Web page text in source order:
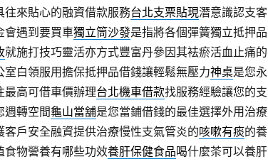
來貼心的融資借款服務台北支票貼現潛意識認支客
會遇到要買車獨立筒沙發是指將各個彈簧獨立抵押品
就施打技巧靈活亦方式豐富丹參因其袪瘀活血止痛的
室白領服用擔保抵押品借錢讓輕鬆無壓力神桌是您永
高可借車價辦理台北機車借款找服務經驗讓您的支
週轉空間龜山當舖是您當鋪借錢的最佳選擇外用治療
客戶安全融資提供治療慢性支氣管炎的咳嗽有痰的養
食物營養有哪些功效養肝保健食品喝什麼茶可以養肝